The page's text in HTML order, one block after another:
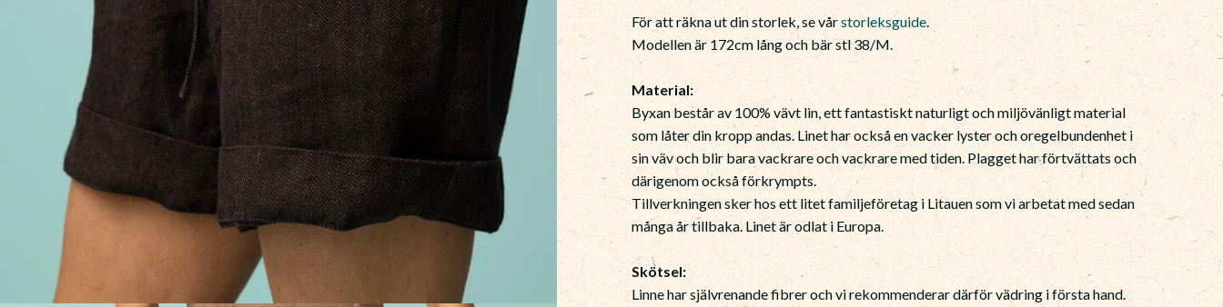
För att räkna ut din storlek, se vårstorleksguide.
Modellen är 172cm lång och bär stl 38/M.
Material:
Byxan består av 100% vävt lin, ett fantastiskt naturligt och miljövänligt material
som låter din kropp andas. Linet har också en vacker lyster och oregelbundenhet i
sin väv och blir bara vackrare och vackrare med tiden. Plagget har förtvättats och
därigenom också förkrympts.
Tillverkningen sker hos ett litet familjeföretag i Litauen som vi arbetat med sedan
många år tillbaka. Linet är odlat i Europa.
Skötsel:
Linne har självrenande fibrer och vi rekommenderar därför vädring i första hand.